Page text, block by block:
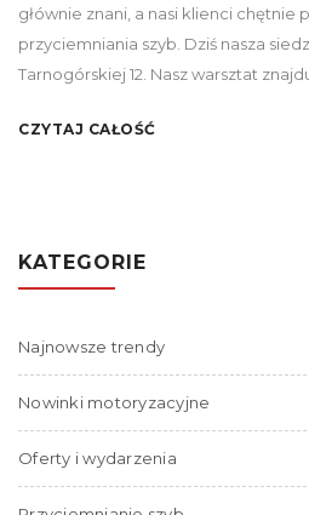
głównie znani, a nasi klienci chętnie
przyciemniania szyb. Dziś nasza
Tarnogórskiej 12. Nasz warsztat
CZYTAJ CAŁOŚĆ
KATEGORIE
Najnowsze trendy
Nowinki motoryzacyjne
Oferty i wydarzenia